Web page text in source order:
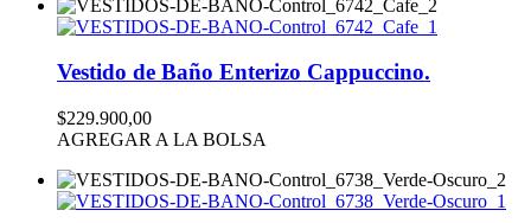
Vestido de Baño Enterizo Cappuccino.
$229.900,00
AGREGAR A LA BOLSA